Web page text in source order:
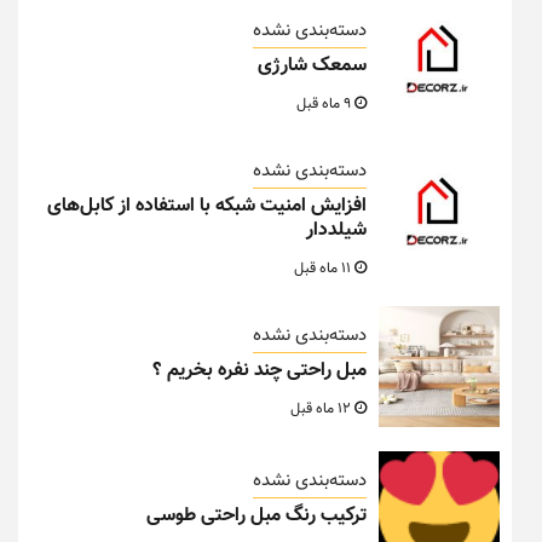
دسته‌بندی نشده
سمعک شارژی
دسته‌بندی نشده
افزایش امنیت شبکه با استفاده از کابل‌های
شیلددار
دسته‌بندی نشده
مبل راحتی چند نفره بخریم ؟
دسته‌بندی نشده
ترکیب رنگ مبل راحتی طوسی